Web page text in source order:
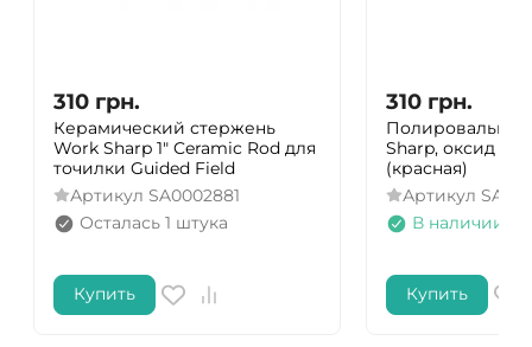
310 грн.
Керамический стержень
Work Sharp 1" Ceramic Rod для
точилки Guided Field
Артикул SA0002881
Осталась 1 штука
Купить
310 грн.
Полировальная
Sharp, оксид
(красная)
Артикул
В наличии
Купить